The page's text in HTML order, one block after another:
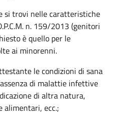
si trovi nelle caratteristiche
n. 159/2013 (genitori
è quello per le
ai minorenni.
le condizioni di sana
di malattie infettive
di altra natura,
alimentari, ecc.;